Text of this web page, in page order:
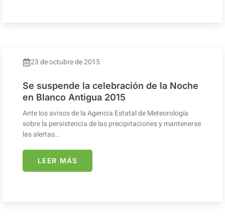
23 de octubre de 2015
Se suspende la celebración de la Noche
en Blanco Antigua 2015
Ante los avisos de la Agencia Estatal de Meteorología
sobre la persistencia de las precipitaciones y mantenerse
las alertas…
LEER MÁS